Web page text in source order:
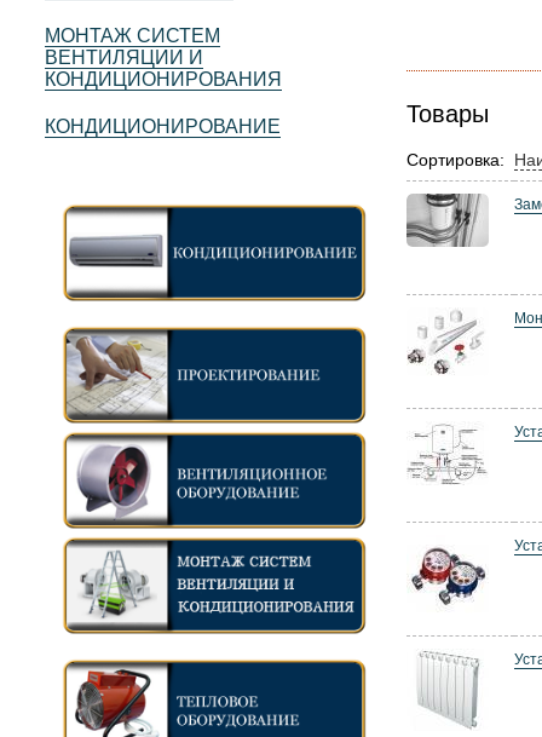
МОНТАЖ СИСТЕМ
ВЕНТИЛЯЦИИ И
КОНДИЦИОНИРОВАНИЯ
КОНДИЦИОНИРОВАНИЕ Товары
Сортировка: